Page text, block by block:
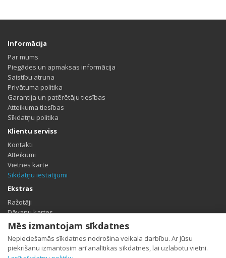
Informācija
Par mums
Piegādes un apmaksas informācija
Saistību atruna
Privātuma politika
Garantija un patērētāju tiesības
Atteikuma tiesības
Sīkdatņu politika
Klientu serviss
Kontakti
Atteikumi
Vietnes karte
Sīkdatņu iestatījumi
Ekstras
Ražotāji
Dāvanu kartes
Partneris
Īpašais piedāvājums
Profils
Mēs izmantojam sīkdatnes
Nepieciešamās sīkdatnes nodrošina veikala darbību. Ar Jūsu
piekrišanu izmantosim arī analītikas sīkdatnes, lai uzlabotu vietni.